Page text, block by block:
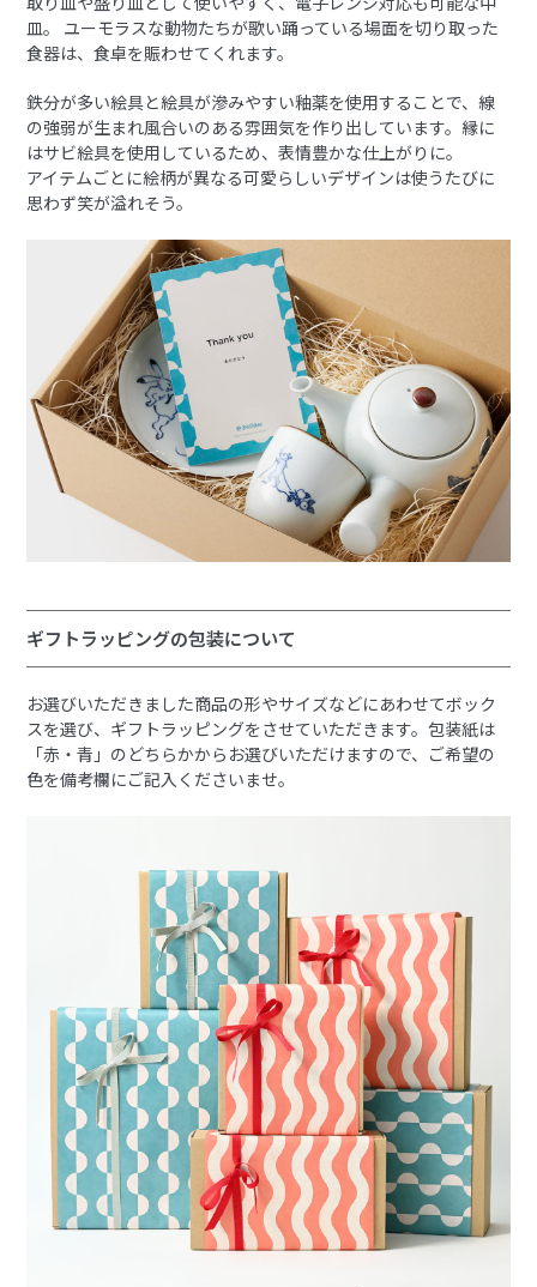
皿。 ユーモラスな動物たちが歌い踊っている場面を切り取った
食器は、食卓を賑わせてくれます。
鉄分が多い絵具と絵具が滲みやすい釉薬を使用することで、線
の強弱が生まれ風合いのある雰囲気を作り出しています。縁に
はサビ絵具を使用しているため、表情豊かな仕上がりに。
アイテムごとに絵柄が異なる可愛らしいデザインは使うたびに
思わず笑が溢れそう。
ギフトラッピングの包装について
お選びいただきました商品の形やサイズなどにあわせてボック
スを選び、ギフトラッピングをさせていただきます。包装紙は
「赤・青」のどちらかからお選びいただけますので、ご希望の
色を備考欄にご記入くださいませ。